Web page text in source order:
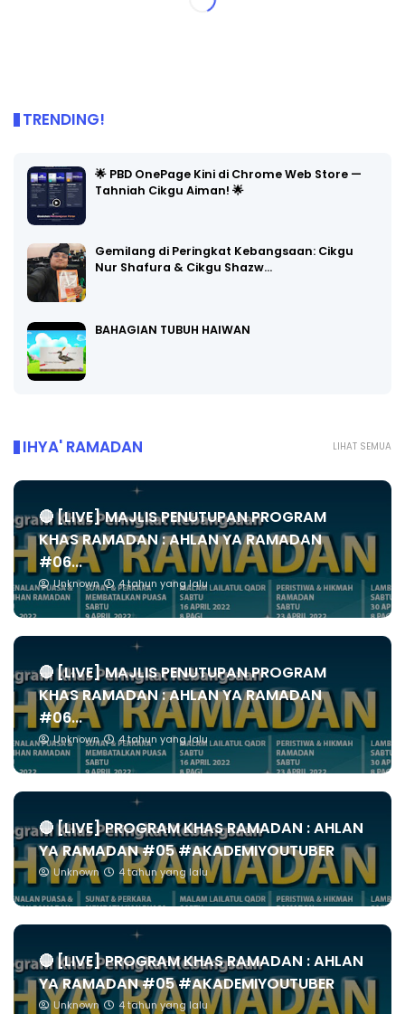
TRENDING!
🌟 PBD OnePage Kini di Chrome Web Store —
Tahniah Cikgu Aiman! 🌟
Gemilang di Peringkat Kebangsaan: Cikgu
Nur Shafura & Cikgu Shazw…
BAHAGIAN TUBUH HAIWAN
LIHAT SEMUA
IHYA' RAMADAN
🔴 [LIVE] MAJLIS PENUTUPAN PROGRAM
KHAS RAMADAN : AHLAN YA RAMADAN
#06...
Unknown 4 tahun yang lalu
🔴 [LIVE] MAJLIS PENUTUPAN PROGRAM
KHAS RAMADAN : AHLAN YA RAMADAN
#06...
Unknown 4 tahun yang lalu
🔴 [LIVE] PROGRAM KHAS RAMADAN : AHLAN
YA RAMADAN #05 #AKADEMIYOUTUBER
Unknown 4 tahun yang lalu
🔴 [LIVE] PROGRAM KHAS RAMADAN : AHLAN
YA RAMADAN #05 #AKADEMIYOUTUBER
Unknown 4 tahun yang lalu